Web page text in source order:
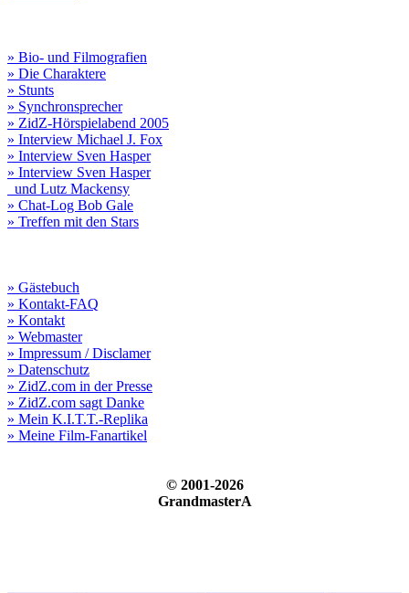
» Bio- und Filmografien
» Die Charaktere
» Stunts
» Synchronsprecher
» ZidZ-Hörspielabend 2005
» Interview Michael J. Fox
» Interview Sven Hasper
» Interview Sven Hasper
und Lutz Mackensy
» Chat-Log Bob Gale
» Treffen mit den Stars
» Gästebuch
» Kontakt-FAQ
» Kontakt
» Webmaster
» Impressum / Disclamer
» Datenschutz
» ZidZ.com in der Presse
» ZidZ.com sagt Danke
» Mein K.I.T.T.-Replika
» Meine Film-Fanartikel
© 2001-2026
GrandmasterA